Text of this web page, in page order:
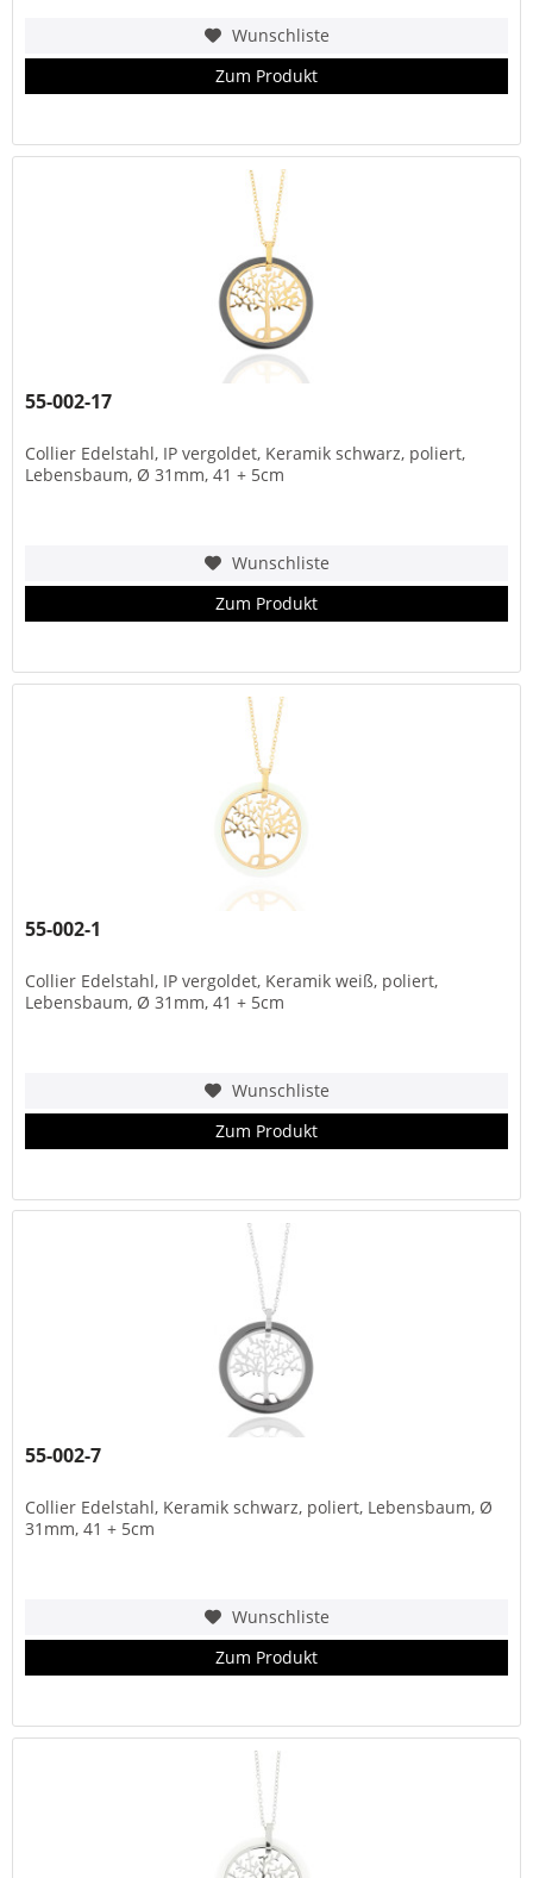
Wunschliste
Zum Produkt
55-002-17
Collier Edelstahl, IP vergoldet, Keramik schwarz, poliert,
Lebensbaum, Ø 31mm, 41 + 5cm
Wunschliste
Zum Produkt
55-002-1
Collier Edelstahl, IP vergoldet, Keramik weiß, poliert,
Lebensbaum, Ø 31mm, 41 + 5cm
Wunschliste
Zum Produkt
55-002-7
Collier Edelstahl, Keramik schwarz, poliert, Lebensbaum, Ø
31mm, 41 + 5cm
Wunschliste
Zum Produkt